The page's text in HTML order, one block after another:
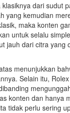
dari sudut
yang kemudian
maka konten
untuk selalu
jauh dari citra yang
menunjukkan
Selain itu,
konten dan hanya
tidak perlu sering